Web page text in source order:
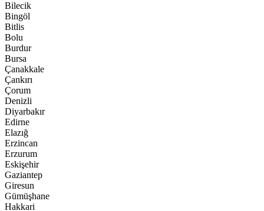
Bilecik
Bingöl
Bitlis
Bolu
Burdur
Bursa
Çanakkale
Çankırı
Çorum
Denizli
Diyarbakır
Edirne
Elazığ
Erzincan
Erzurum
Eskişehir
Gaziantep
Giresun
Gümüşhane
Hakkari